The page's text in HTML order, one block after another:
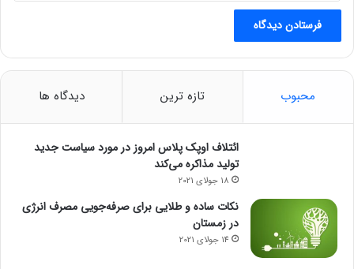
محبوب تازه ترین دیدگاه ها
ائتلاف اوپک پلاس امروز در مورد سیاست جدید
تولید مذاکره می‌کند
18 جولای 2021
نکات ساده و طلایی برای صرفه‌جویی مصرف انرژی
در زمستان
14 جولای 2021